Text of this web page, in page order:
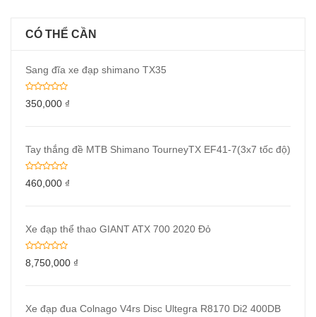
CÓ THỂ CẦN
Sang đĩa xe đạp shimano TX35
350,000 ₫
Tay thắng đề MTB Shimano TourneyTX EF41-7(3x7 tốc độ)
460,000 ₫
Xe đạp thể thao GIANT ATX 700 2020 Đỏ
8,750,000 ₫
Xe đạp đua Colnago V4rs Disc Ultegra R8170 Di2 400DB